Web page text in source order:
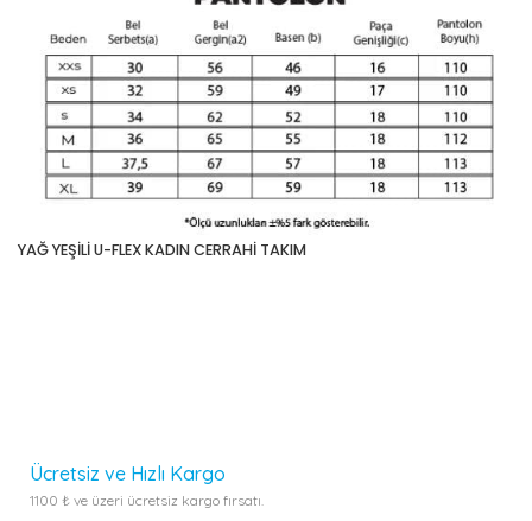
YAĞ YEŞİLİ U-FLEX KADIN CERRAHİ TAKIM
Ürün bilgilerinde hatalar bulunuyor.
Ürün fiyatı diğer sitelerden daha pahalı.
Ücretsiz ve Hızlı Kargo
1100 ₺ ve üzeri ücretsiz kargo fırsatı.